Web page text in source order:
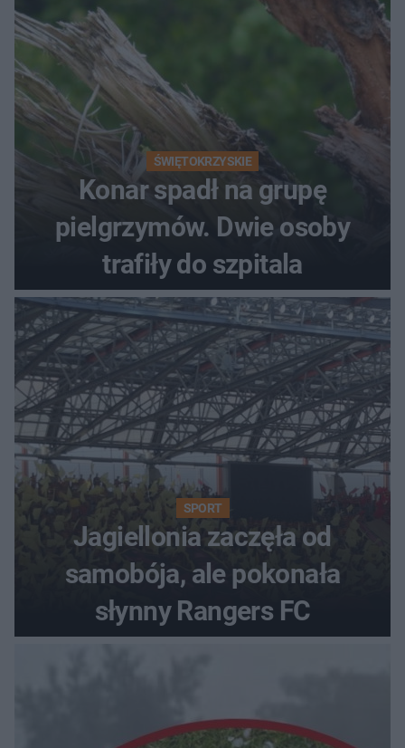
ŚWIĘTOKRZYSKIE
Konar spadł na grupę
pielgrzymów. Dwie osoby
trafiły do szpitala
SPORT
Jagiellonia zaczęła od
samobója, ale pokonała
słynny Rangers FC